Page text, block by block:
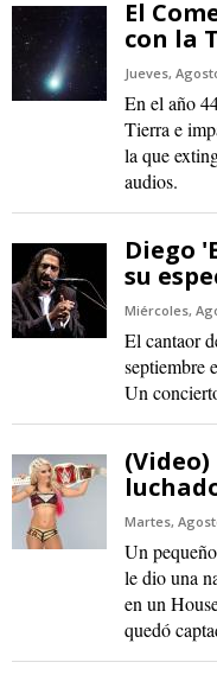
El
con la
Jueves,
En el año
Tierra e
la que
audios.
Diego
su
Miércoles,
El cantaor
septiembre
Un
Martes,
Un
le dio una
en un
quedó